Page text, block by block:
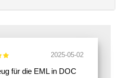
2025-05-02
für die EML in DOC